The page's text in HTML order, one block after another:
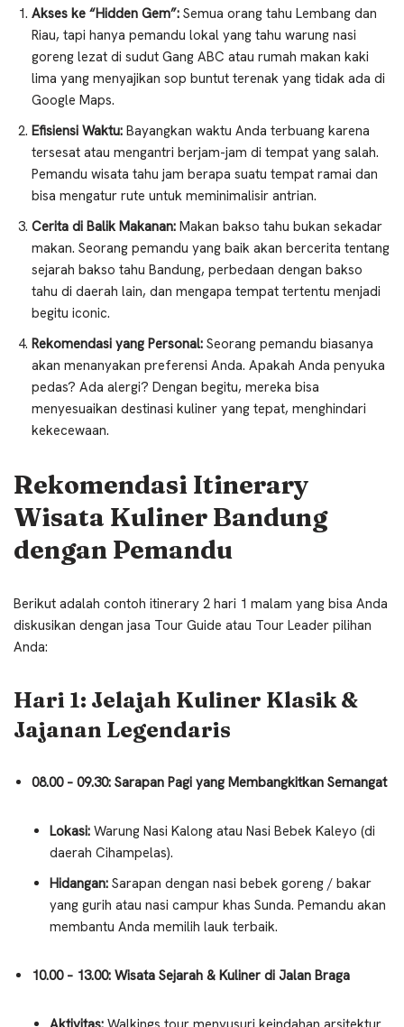
Akses ke “Hidden Gem”: Semua orang tahu Lembang dan
Riau, tapi hanya pemandu lokal yang tahu warung nasi
goreng lezat di sudut Gang ABC atau rumah makan kaki
lima yang menyajikan sop buntut terenak yang tidak ada di
Google Maps.
Efisiensi Waktu: Bayangkan waktu Anda terbuang karena
tersesat atau mengantri berjam-jam di tempat yang salah.
Pemandu wisata tahu jam berapa suatu tempat ramai dan
bisa mengatur rute untuk meminimalisir antrian.
Cerita di Balik Makanan: Makan bakso tahu bukan sekadar
makan. Seorang pemandu yang baik akan bercerita tentang
sejarah bakso tahu Bandung, perbedaan dengan bakso
tahu di daerah lain, dan mengapa tempat tertentu menjadi
begitu iconic.
Rekomendasi yang Personal: Seorang pemandu biasanya
akan menanyakan preferensi Anda. Apakah Anda penyuka
pedas? Ada alergi? Dengan begitu, mereka bisa
menyesuaikan destinasi kuliner yang tepat, menghindari
kekecewaan.
Rekomendasi Itinerary
Wisata Kuliner Bandung
dengan Pemandu
Berikut adalah contoh itinerary 2 hari 1 malam yang bisa Anda
diskusikan dengan jasa Tour Guide atau Tour Leader pilihan
Anda:
Hari 1: Jelajah Kuliner Klasik &
Jajanan Legendaris
08.00 – 09.30: Sarapan Pagi yang Membangkitkan Semangat
Lokasi: Warung Nasi Kalong atau Nasi Bebek Kaleyo (di
daerah Cihampelas).
Hidangan: Sarapan dengan nasi bebek goreng / bakar
yang gurih atau nasi campur khas Sunda. Pemandu akan
membantu Anda memilih lauk terbaik.
10.00 – 13.00: Wisata Sejarah & Kuliner di Jalan Braga